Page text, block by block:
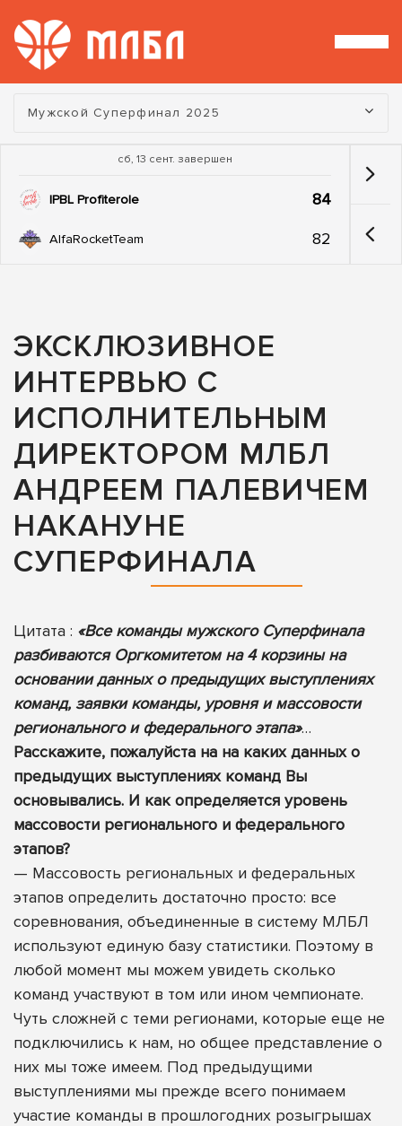
Турнир:
Мужской Суперфинал 2025
сб, 13 сент. завершен
IPBL Profiterole 84
AlfaRocketTeam 82
ЭКСКЛЮЗИВНОЕ
ИНТЕРВЬЮ С
ИСПОЛНИТЕЛЬНЫМ
ДИРЕКТОРОМ МЛБЛ
АНДРЕЕМ ПАЛЕВИЧЕМ
НАКАНУНЕ
СУПЕРФИНАЛА
Цитата : «Все команды мужского Суперфинала
разбиваются Оргкомитетом на 4 корзины на
основании данных о предыдущих выступлениях
команд, заявки команды, уровня и массовости
регионального и федерального этапа»…
Расскажите, пожалуйста на на каких данных о
предыдущих выступлениях команд Вы
основывались. И как определяется уровень
массовости регионального и федерального
этапов?
— Массовость региональных и федеральных
этапов определить достаточно просто: все
соревнования, объединенные в систему МЛБЛ
используют единую базу статистики. Поэтому в
любой момент мы можем увидеть сколько
команд участвуют в том или ином чемпионате.
Чуть сложней с теми регионами, которые еще не
подключились к нам, но общее представление о
них мы тоже имеем. Под предыдущими
выступлениями мы прежде всего понимаем
участие команды в прошлогодних розыгрышах